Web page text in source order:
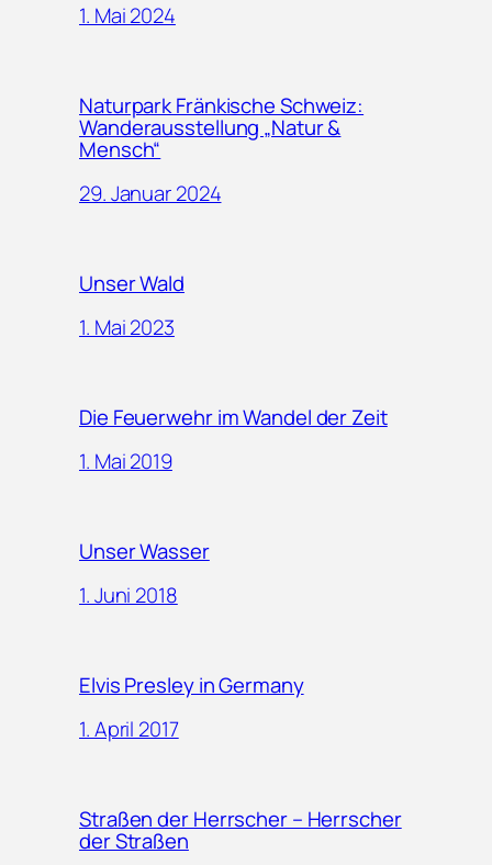
1. Mai 2024
Naturpark Fränkische Schweiz:
Wanderausstellung „Natur &
Mensch“
29. Januar 2024
Unser Wald
1. Mai 2023
Die Feuerwehr im Wandel der Zeit
1. Mai 2019
Unser Wasser
1. Juni 2018
Elvis Presley in Germany
1. April 2017
Straßen der Herrscher – Herrscher
der Straßen